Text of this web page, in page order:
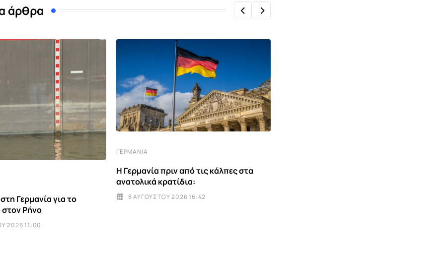
άρθρα
Γερμανία για το
Ρήνο
2026 11:00
ΓΕΡΜΑΝΊΑ
Η Γερμανία πριν από τις κάλπες στα
ανατολικά κρατίδια:
8 ΑΥΓΟΎΣΤΟΥ 2026 16:42